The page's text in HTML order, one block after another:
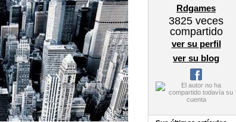
Rdgames
3825 veces
compartido
ver su perfil
ver su blog